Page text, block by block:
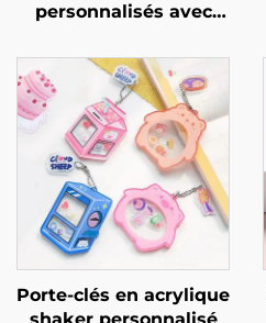
personnalisés avec
Porte-clés en acrylique